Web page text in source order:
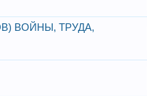
ВОЙНЫ, ТРУДА,